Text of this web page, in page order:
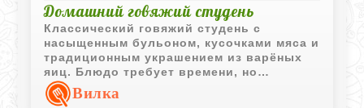
Домашний говяжий студень
Классический говяжий студень с
насыщенным бульоном, кусочками мяса и
традиционным украшением из варёных
яиц. Блюдо требует времени, но
результат полностью оправдывает
ожидания и отлично подходит для
Вилка